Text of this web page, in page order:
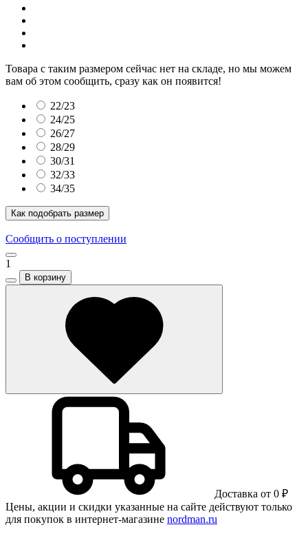
Товара с таким размером сейчас нет на складе, но мы можем
вам об этом сообщить, сразу как он появится!
22/23
24/25
26/27
28/29
30/31
32/33
34/35
Как подобрать размер
Сообщить о поступлении
1
В корзину
Доставка от 0 ₽
Цены, акции и скидки указанные на сайте действуют только
для покупок в интернет-магазине nordman.ru